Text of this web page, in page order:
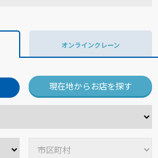
オンラインクレーン
現在地からお店を探す